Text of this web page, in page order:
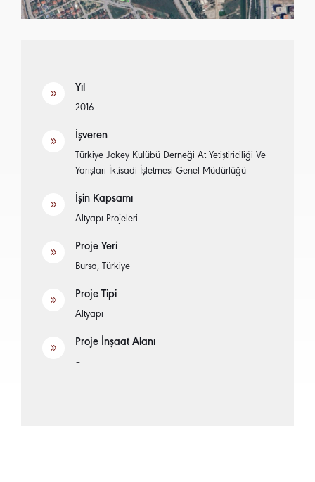
9 Yıl
2016
9 İşveren
Türkiye Jokey Kulübü Derneği At Yetiştiriciliği Ve
Yarışları İktisadi İşletmesi Genel Müdürlüğü
9 İşin Kapsamı
Altyapı Projeleri
9 Proje Yeri
Bursa, Türkiye
9 Proje Tipi
Altyapı
9 Proje İnşaat Alanı
–